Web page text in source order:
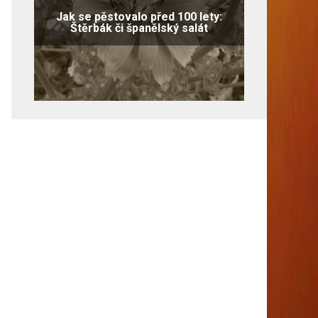
Jak se pěstovalo před 100 lety:
Štěrbák či španělský salát